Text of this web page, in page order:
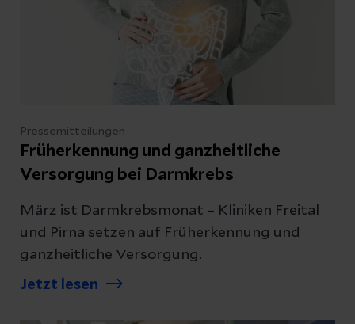
Pressemitteilungen
Früherkennung und ganzheitliche
Versorgung bei Darmkrebs
März ist Darmkrebsmonat – Kliniken Freital
und Pirna setzen auf Früherkennung und
ganzheitliche Versorgung.
Jetzt lesen